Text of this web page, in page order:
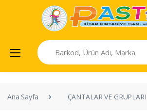
Ana Sayfa ÇANTALAR VE GRUPLARI